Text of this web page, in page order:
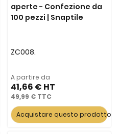
aperte - Confezione da
100 pezzi | Snaptile
ZC008.
A partire da
41,66 €
49,99 €
Acquistare questo prodotto